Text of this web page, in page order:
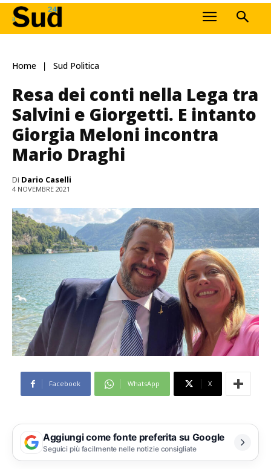
Home Sud Politica
Resa dei conti nella Lega tra
Salvini e Giorgetti. E intanto
Giorgia Meloni incontra
Mario Draghi
Di Dario Caselli
4 NOVEMBRE 2021
Facebook WhatsApp X
Aggiungi come fonte preferita su Google
Seguici più facilmente nelle notizie consigliate